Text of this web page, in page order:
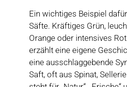
Ein wichtiges Beispiel
Säfte. Kräftiges Grün,
Orange oder intensives
erzählt eine eigene
eine ausschlaggebende
Saft, oft aus Spinat,